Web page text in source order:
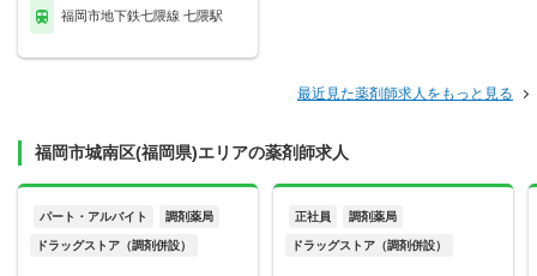
福岡市地下鉄七隈線 七隈駅
最近見た薬剤師求人をもっと見る
福岡市城南区(福岡県)エリアの薬剤師求人
パート・アルバイト 調剤薬局
ドラッグストア（調剤併設）
正社員 調剤薬局
ドラッグストア（調剤併設）